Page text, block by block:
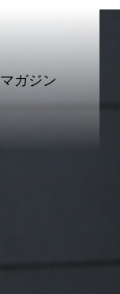
マガジン